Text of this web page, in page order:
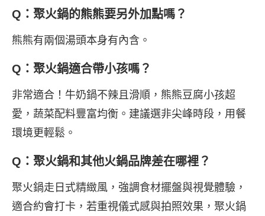
Q：聚火鍋的熊熊要另外加點嗎？
熊熊有兩個湯頭本身有內含。
Q：聚火鍋適合帶小孩嗎？
非常適合！牛奶鍋不辣且滑順，熊熊豆腐小孩超
愛，蔬菜配料豐富均衡。建議選非尖峰時段，用餐
環境更輕鬆。
Q：聚火鍋和其他火鍋品牌差在哪裡？
聚火鍋走日式精緻風，強調食材擺盤與視覺體驗，
適合約會打卡，若重視儀式感與拍照效果，聚火鍋